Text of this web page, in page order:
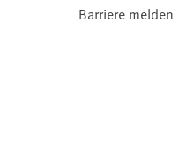
Barriere melden